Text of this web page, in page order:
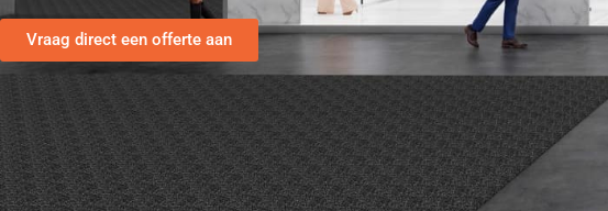
Vraag direct een offerte aan